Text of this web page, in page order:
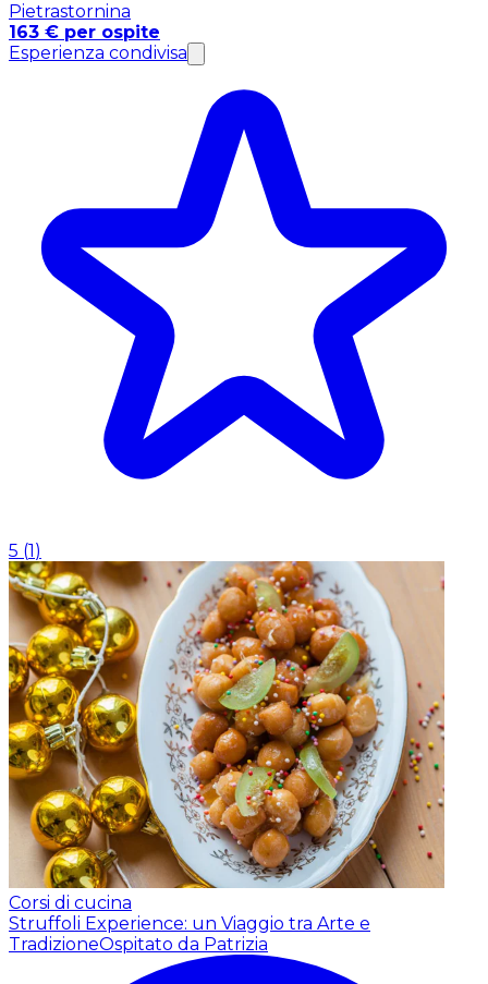
Pietrastornina
163 € per ospite
Esperienza condivisa
5 (1 )
Corsi di cucina
Struffoli Experience: un Viaggio tra Arte e
TradizioneOspitato da Patrizia